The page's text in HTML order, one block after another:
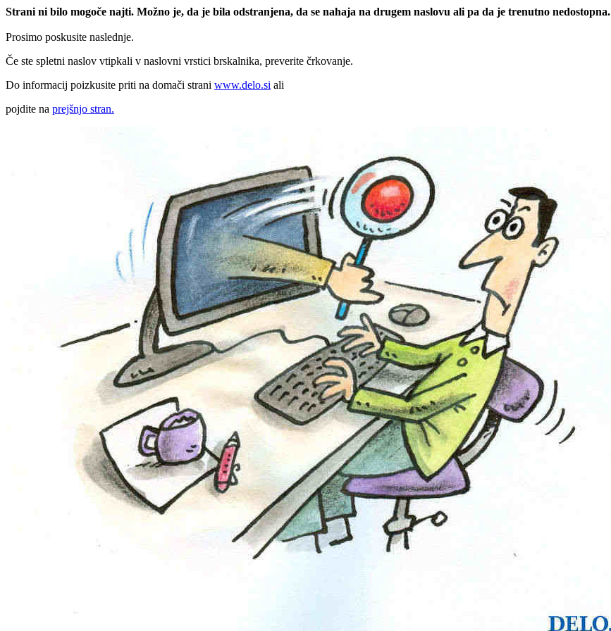
Strani ni bilo mogoče najti. Možno je, da je bila odstranjena, da se nahaja na drugem naslovu ali pa da je trenutno nedostopna.
Prosimo poskusite naslednje.
Če ste spletni naslov vtipkali v naslovni vrstici brskalnika, preverite črkovanje.
Do informacij poizkusite priti na domači strani www.delo.si ali
pojdite na prejšnjo stran.